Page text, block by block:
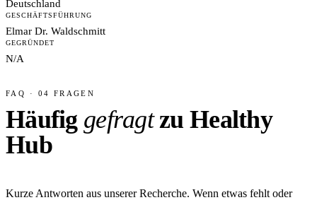
Deutschland
GESCHÄFTSFÜHRUNG
Elmar Dr. Waldschmitt
GEGRÜNDET
N/A
FAQ · 04 FRAGEN
Häufig gefragtzu Healthy
Hub
Kurze Antworten aus unserer Recherche. Wenn etwas fehlt oder